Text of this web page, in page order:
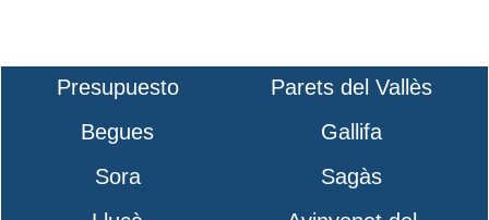
Presupuesto
Parets del Vallès
Begues
Gallifa
Sora
Sagàs